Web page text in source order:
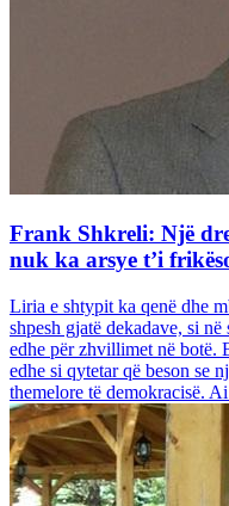
Frank Shkreli: Një
nuk ka arsye t’i
Liria e shtypit ka qenë dhe
shpesh gjatë dekadave, si
edhe për zhvillimet në botë.
edhe si qytetar që beson se
themelore të demokracisë.